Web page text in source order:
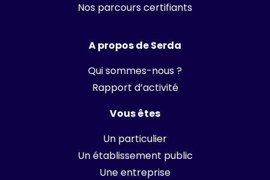
Nos parcours certifiants
A propos de Serda
Qui sommes-nous ?
Rapport d’activité
Vous êtes
Un particulier
Un établissement public
Une entreprise